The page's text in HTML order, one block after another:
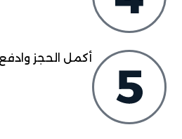
أكمل الحجز وادفع